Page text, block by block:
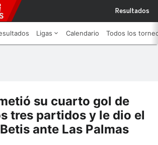
Resultados
Ligas Calendario Todos los
su cuarto gol de
tres partidos y le dio el
ante Las Palmas